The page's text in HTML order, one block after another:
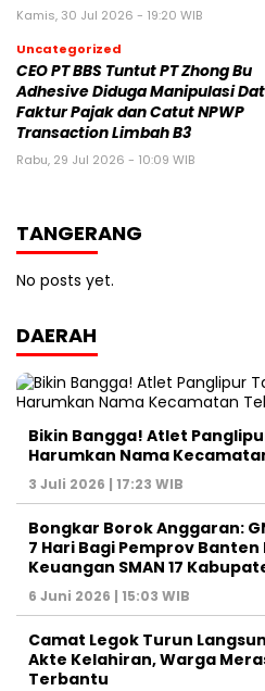
Kamis, 30 Jul 2026 - 19:20 WIB
Uncategorized
CEO PT BBS Tuntut PT Zhong Bu
Adhesive Diduga Manipulasi
Faktur Pajak dan Catut NPWP
Transaction Limbah B3
Rabu, 29 Jul 2026 - 10:09 WIB
TANGERANG
No posts yet.
DAERAH
Bikin Bangga! Atlet
Harumkan Nama
3 Juli 2026 | 17:23 WIB
Bongkar Borok Anggaran:
7 Hari Bagi Pemprov
Keuangan SMAN 17
6 Juni 2026 | 15:03 WIB
‎Camat Legok Turun
Akte Kelahiran, Warga
Terbantu‎